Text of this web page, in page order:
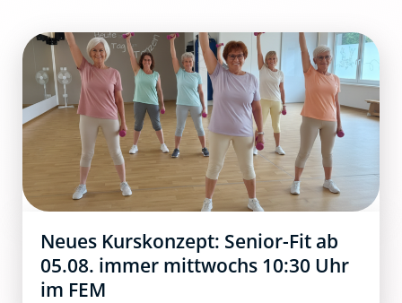
Neues Kurskonzept: Senior-Fit ab
05.08. immer mittwochs 10:30 Uhr
im FEM